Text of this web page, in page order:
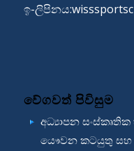
ඉ-ලිපිනය:
වේගවත් පිවිසුම
අධ්‍යාපන සංස්කෘතික
යෞවන කටයුතු සහ